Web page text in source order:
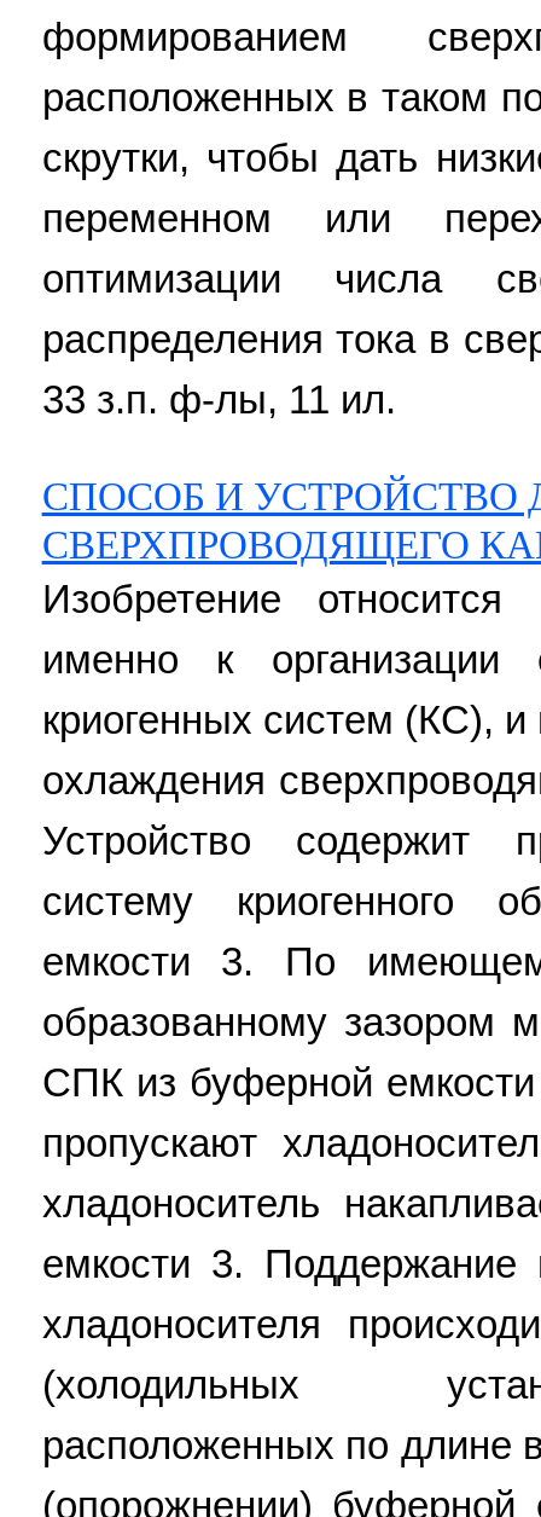
формированием
расположенных в таком
скрутки, чтобы дать
переменном или
оптимизации числа
распределения тока в
33 з.п. ф-лы, 11 ил.
СПОСОБ И
СВЕРХПРОВОДЯЩЕГО
Изобретение
именно к организации
криогенных систем (КС),
охлаждения
Устройство содержит
систему криогенного
емкости 3. По
образованному зазором
СПК из буферной
пропускают
хладоноситель
емкости 3. Поддержание
хладоносителя
(холодильных
расположенных по длине
(опорожнении) буферной